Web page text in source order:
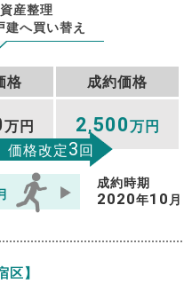
産整理
へ買い替え
格 成約価格
万円 2,500万円
価格改定3回
成約時期
2020年10 月
区】